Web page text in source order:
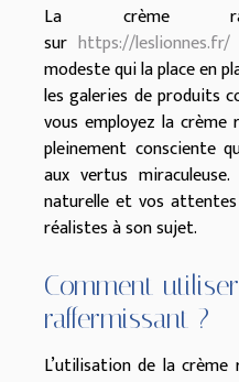
La crème
surhttps://leslionnes.fr/
modeste qui la place en
les galeries de produits
vous employez la
pleinement consciente
aux vertus
naturelle et vos
réalistes à son sujet.
Comment
raffermissant ?
L’utilisation de la